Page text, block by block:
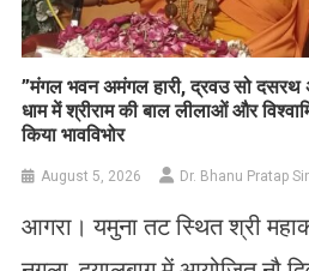
​”मंगल भवन अमंगल हारी, द्रवउ सो दसरथ
धाम में श्रीराम की बाल लीलाओं और
किया भावविभोर
August 5, 2026 Dr. Bhanu Pratap
आगरा। यमुना तट स्थित श्री